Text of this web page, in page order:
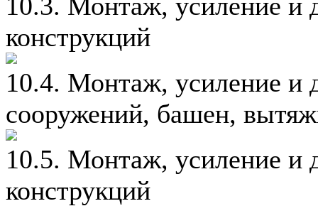
конструкций
10.4. Монтаж, усиление и
сооружений, башен,
10.5. Монтаж, усиление и
конструкций